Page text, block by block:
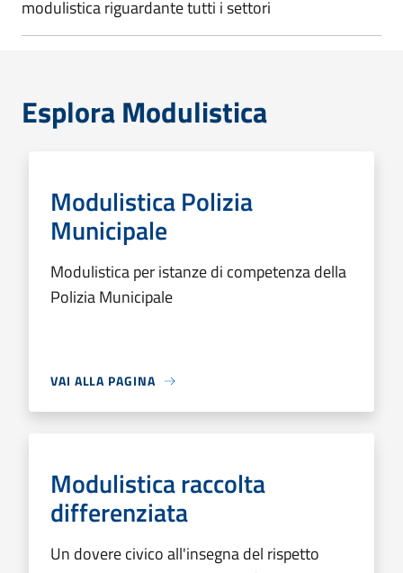
modulistica riguardante tutti i settori
Esplora Modulistica
Modulistica Polizia
Municipale
Modulistica per istanze di competenza della
Polizia Municipale
VAI ALLA PAGINA
Modulistica raccolta
differenziata
Un dovere civico all'insegna del rispetto